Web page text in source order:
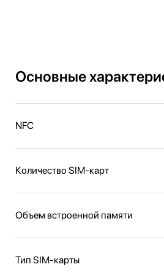
Основные
NFC
Количество SIM-карт
Объем встроенной памяти
Тип SIM-карты